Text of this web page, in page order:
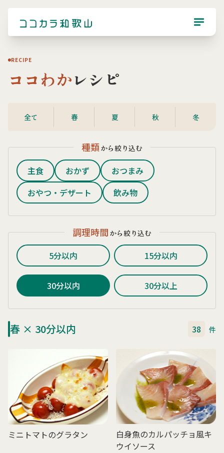
RECIPE
ココわかレシピ
全て 春 夏 秋 冬
種類 から絞り込む
主食 おかず
おつまみ
おやつ・デザート
飲み物
調理時間 から絞り込む
5分以内 15分以内
30分以内 30分以上
春 × 30分以内 38 件
ミニトマトのグラタン
白身魚のカルパッチョ風キ
ウイソース